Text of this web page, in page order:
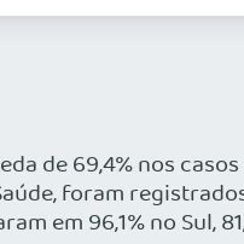
de 69,4% nos
foram
em 96,1% no Sul,